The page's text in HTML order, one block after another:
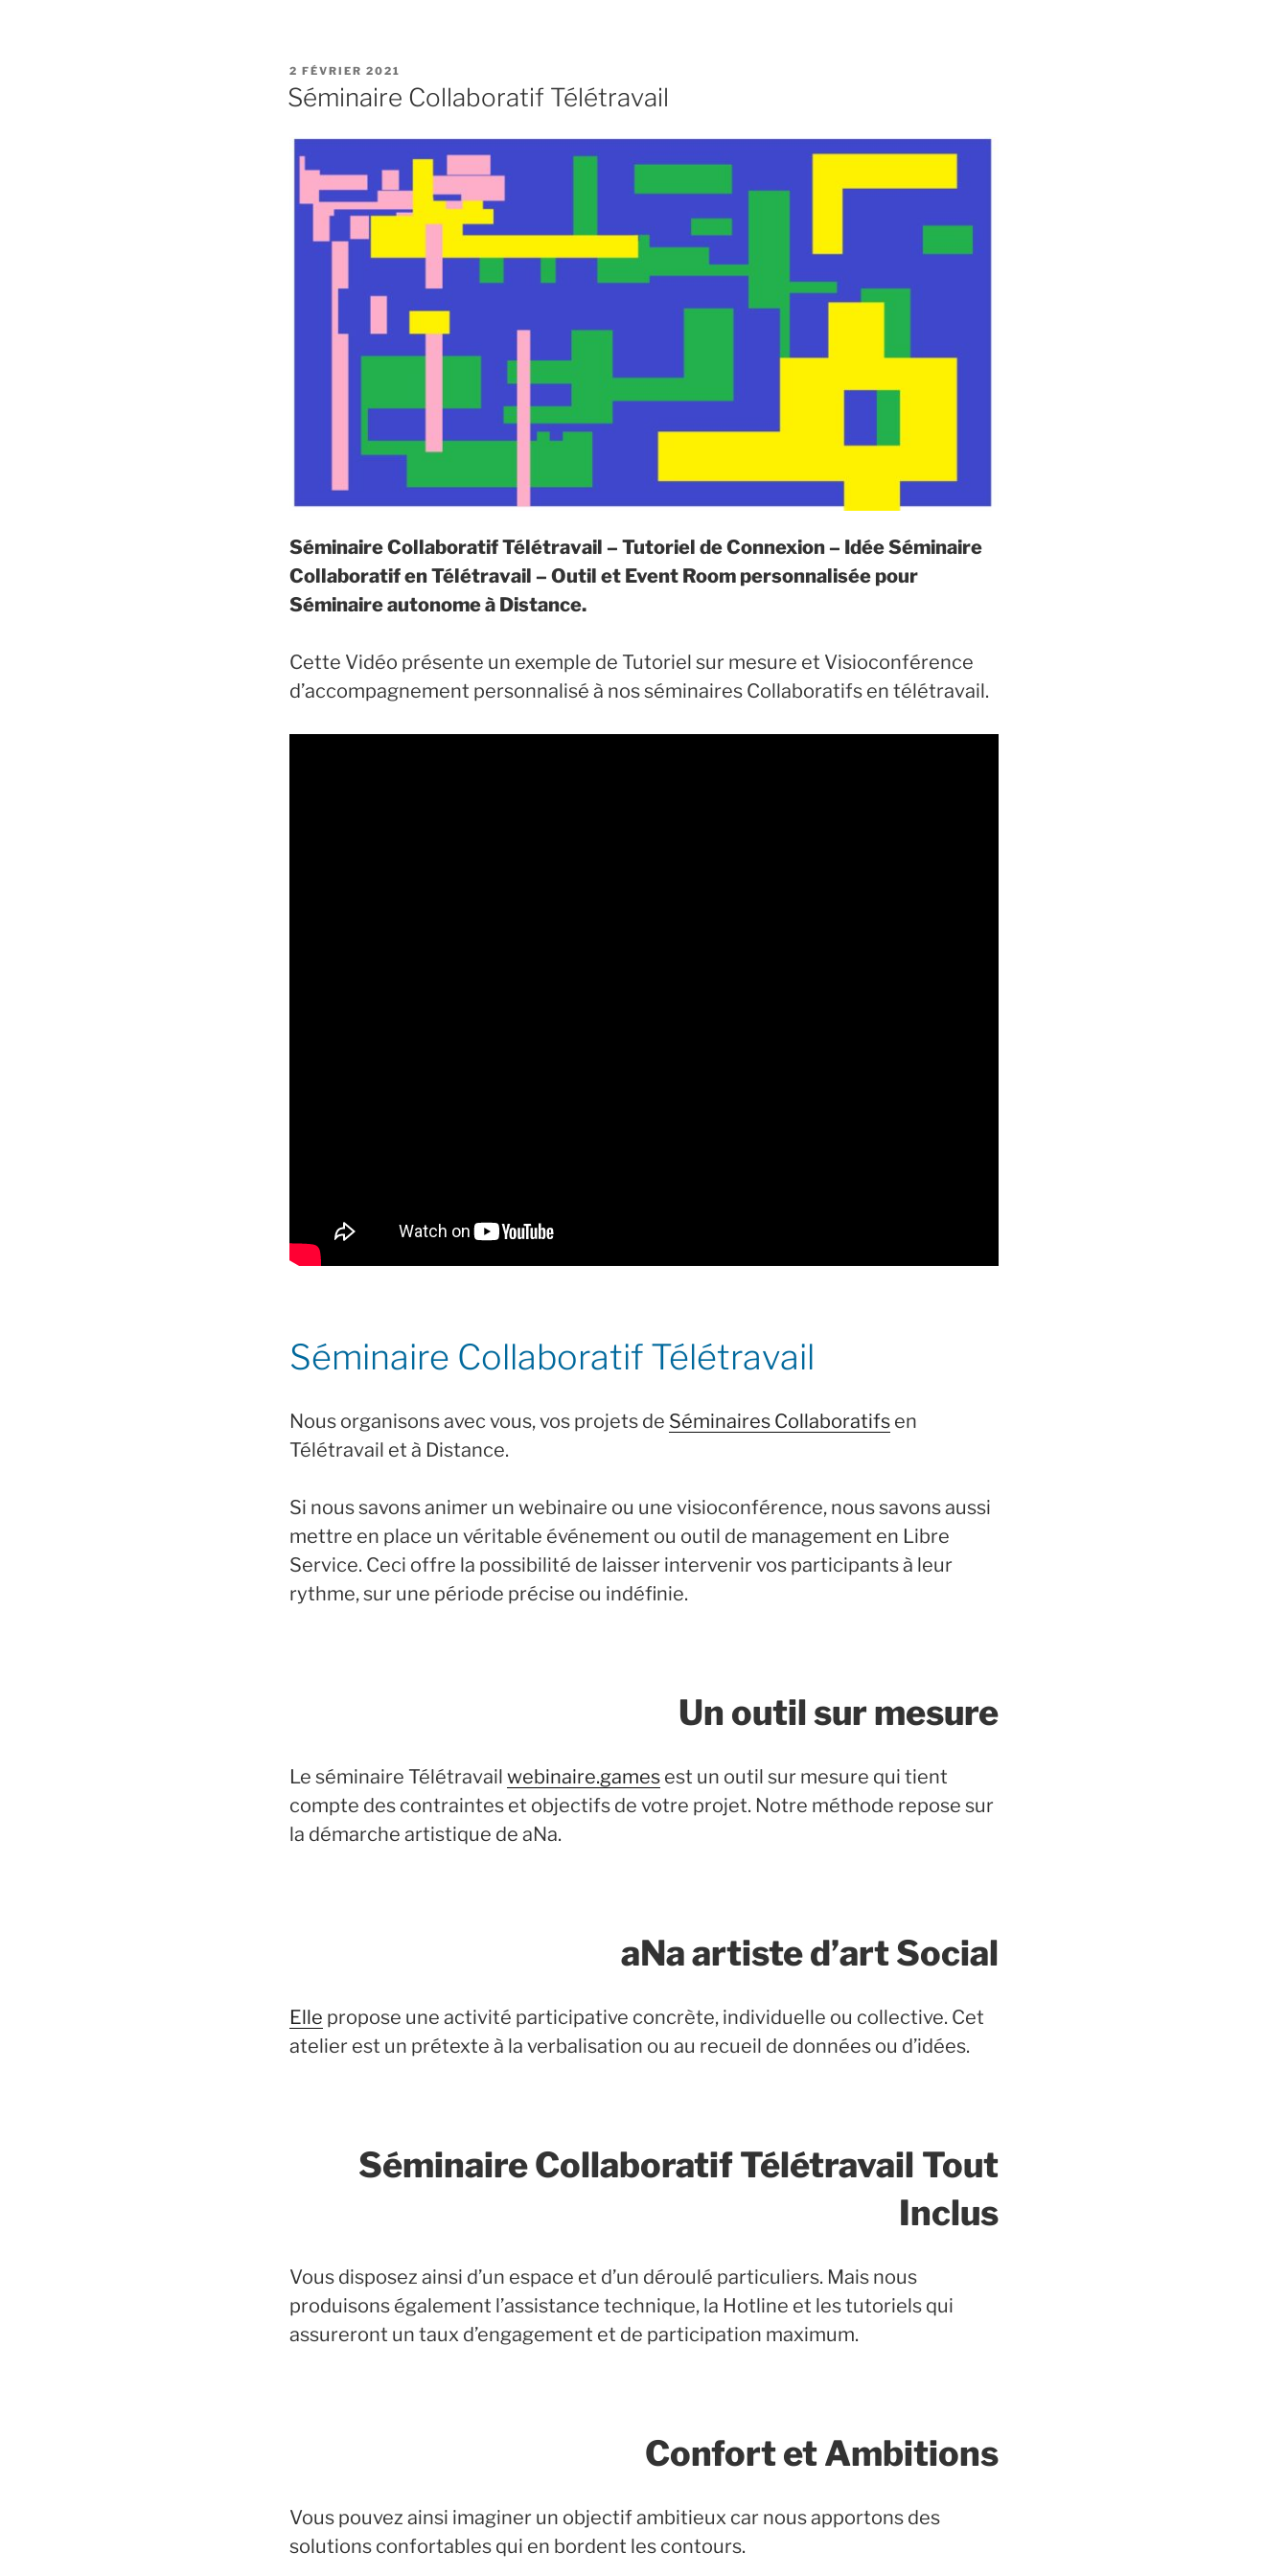
PUBLIÉ
LE
2 FÉVRIER 2021
Séminaire Collaboratif Télétravail
Séminaire Collaboratif Télétravail – Tutoriel de Connexion – Idée Séminaire
Collaboratif en Télétravail – Outil et Event Room personnalisée pour
Séminaire autonome à Distance.
Cette Vidéo présente un exemple de Tutoriel sur mesure et Visioconférence
d’accompagnement personnalisé à nos séminaires Collaboratifs en télétravail.
Séminaire Collaboratif Télétravail
Nous organisons avec vous, vos projets de Séminaires Collaboratifs en
Télétravail et à Distance.
Si nous savons animer un webinaire ou une visioconférence, nous savons aussi
mettre en place un véritable événement ou outil de management en Libre
Service. Ceci offre la possibilité de laisser intervenir vos participants à leur
rythme, sur une période précise ou indéfinie.
Un outil sur mesure
Le séminaire Télétravail webinaire.games est un outil sur mesure qui tient
compte des contraintes et objectifs de votre projet. Notre méthode repose sur
la démarche artistique de aNa.
aNa artiste d’art Social
Elle propose une activité participative concrète, individuelle ou collective. Cet
atelier est un prétexte à la verbalisation ou au recueil de données ou d’idées.
Séminaire Collaboratif Télétravail Tout
Inclus
Vous disposez ainsi d’un espace et d’un déroulé particuliers. Mais nous
produisons également l’assistance technique, la Hotline et les tutoriels qui
assureront un taux d’engagement et de participation maximum.
Confort et Ambitions
Vous pouvez ainsi imaginer un objectif ambitieux car nous apportons des
solutions confortables qui en bordent les contours.